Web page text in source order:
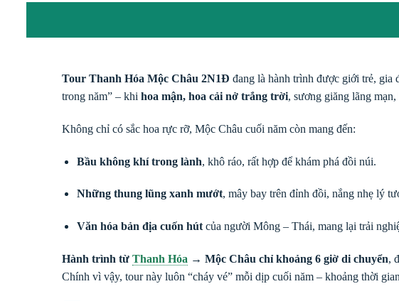
Tour Thanh Hóa Mộc Châu 2N1Đ đang là hành trình được giới trẻ, gia
trong năm” – khi hoa mận, hoa cải nở trắng trời, sương giăng lãng
Không chỉ có sắc hoa rực rỡ, Mộc Châu cuối năm còn mang đến:
Bầu không khí trong lành, khô ráo, rất hợp để khám phá đồi núi.
Những thung lũng xanh mướt, mây bay trên đỉnh đồi, nắng nhẹ lý
Văn hóa bản địa cuốn hútcủa người Mông – Thái, mang lại trải
Hành trình từ Thanh Hóa → Mộc Châu chỉ khoảng 6 giờ di chuyển,
Chính vì vậy, tour này luôn “cháy vé” mỗi dịp cuối năm – khoảng thời